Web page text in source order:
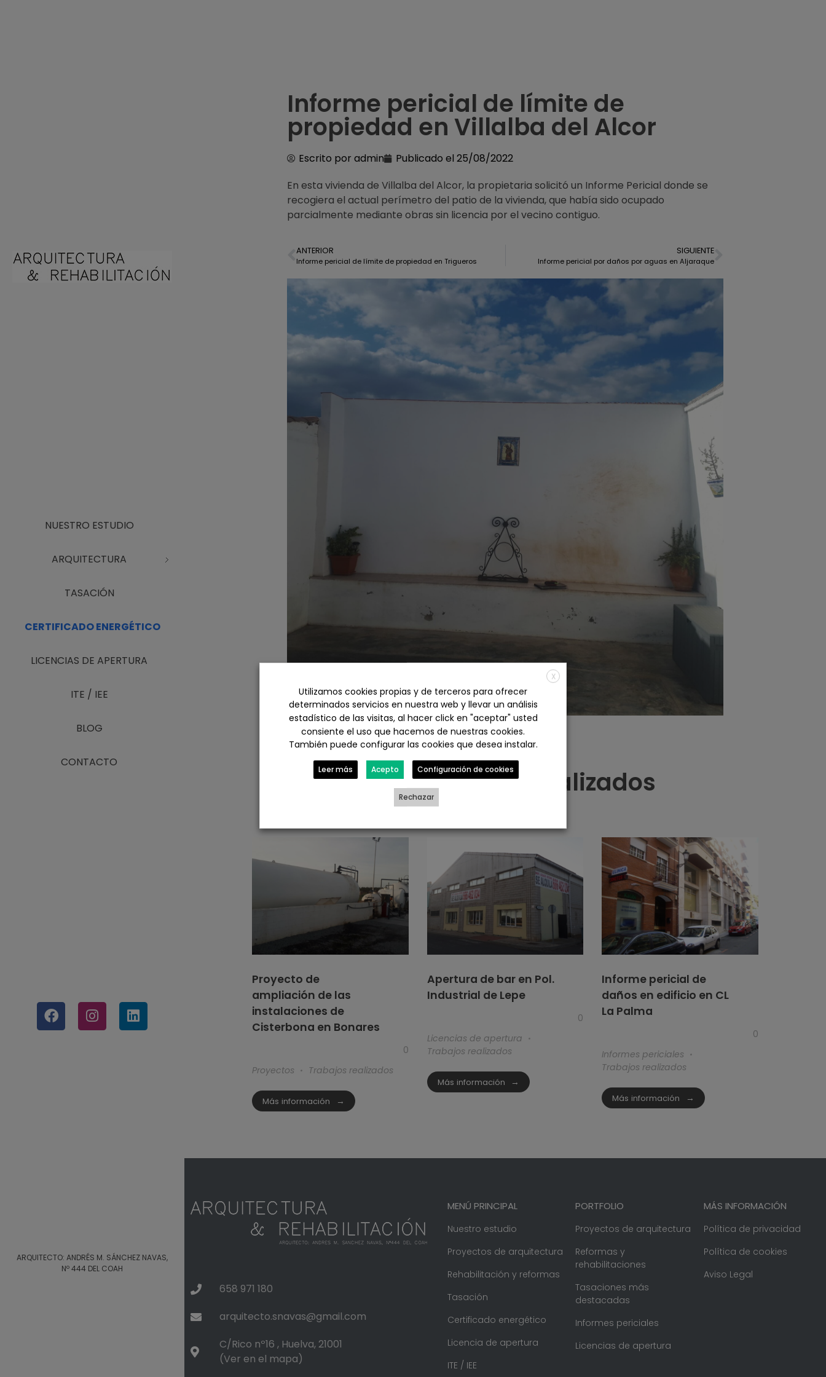
NUESTRO ESTUDIO
ARQUITECTURA
TASACIÓN
CERTIFICADO ENERGÉTICO
LICENCIAS DE APERTURA
ITE / IEE
BLOG
CONTACTO
ARQUITECTO: ANDRÉS M. SÁNCHEZ NAVAS,
Nº 444 DEL COAH
Informe pericial de límite de
propiedad en Villalba del Alcor
Escrito por admin Publicado el 25/08/2022
En esta vivienda de Villalba del Alcor, la propietaria solicitó un Informe Pericial donde se
recogiera el actual perímetro del patio de la vivienda, que había sido ocupado
parcialmente mediante obras sin licencia por el vecino contiguo.
ANTERIOR
Informe pericial de límite de propiedad en Trigueros
SIGUIENTE
Informe pericial por daños por aguas en Aljaraque
Otros trabajos realizados
Proyecto de
ampliación de las
instalaciones de
Cisterbona en Bonares
0
Proyectos
Trabajos realizados
Más información
Apertura de bar en Pol.
Industrial de Lepe
0
Licencias de apertura
Trabajos realizados
Más información
Informe pericial de
daños en edificio en CL
La Palma
0
Informes periciales
Trabajos realizados
Más información
658 971 180
arquitecto.snavas@gmail.com
C/Rico nº16 , Huelva, 21001
(Ver en el mapa)
MENÚ PRINCIPAL
Nuestro estudio
Proyectos de arquitectura
Rehabilitación y reformas
Tasación
Certificado energético
Licencia de apertura
ITE / IEE
PORTFOLIO
Proyectos de arquitectura
Reformas y
rehabilitaciones
Tasaciones más
destacadas
Informes periciales
Licencias de apertura
MÁS INFORMACIÓN
Política de privacidad
Política de cookies
Aviso Legal
X
Utilizamos cookies propias y de terceros para ofrecer
determinados servicios en nuestra web y llevar un análisis
estadístico de las visitas, al hacer click en "aceptar" usted
consiente el uso que hacemos de nuestras cookies.
También puede configurar las cookies que desea instalar.
Leer más Acepto Configuración de cookies
Rechazar